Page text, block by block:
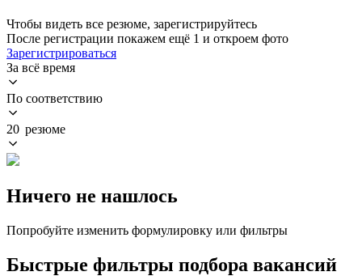
Чтобы видеть все резюме, зарегистрируйтесь
После регистрации покажем ещё 1 и откроем фото
Зарегистрироваться
За всё время
По соответствию
20 резюме
Ничего не нашлось
Попробуйте изменить формулировку или фильтры
Быстрые фильтры подбора вакансий